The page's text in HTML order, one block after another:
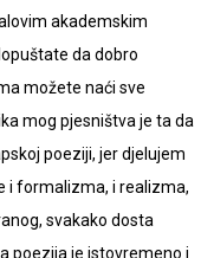
akademskim
da dobro
možete naći sve
mog pjesništva je ta da
poeziji, jer djelujem
i formalizma, i realizma,
svakako dosta
poezija je istovremeno i